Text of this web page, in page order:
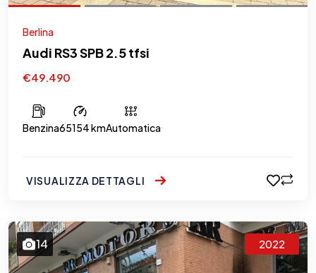
Berlina
Audi RS3 SPB 2.5 tfsi
€49.490
Benzina65154 kmAutomatica
VISUALIZZA DETTAGLI
14 2022